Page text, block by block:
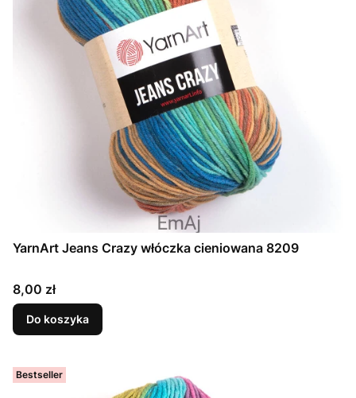
YarnArt Jeans Crazy włóczka cieniowana 8209
Cena
8,00 zł
Do koszyka
Bestseller